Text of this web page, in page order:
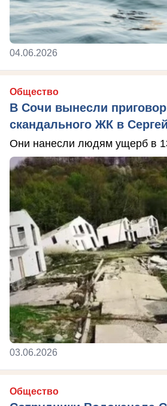
04.06.2026
Общество
В Сочи вынесли
скандального ЖК в
Они нанесли людям ущерб в
03.06.2026
Общество